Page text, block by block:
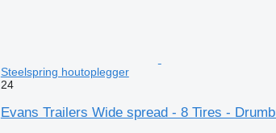
Steelspring houtoplegger
24
Evans Trailers Wide spread - 8 Tires -